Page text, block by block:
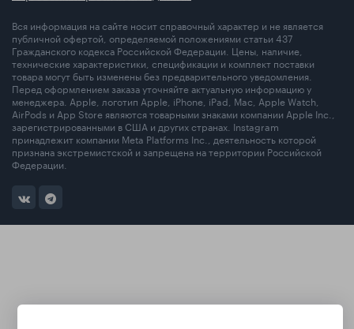
Вся информация на сайте носит справочный характер и не является
публичной офертой, определяемой положениями статьи 437
Гражданского кодекса Российской Федерации. Цены, наличие,
технические характеристики, спецификации и комплект поставки
товара могут быть изменены без предварительного уведомления.
Перед оформлением заказа уточняйте актуальную информацию у
менеджера. Apple, логотип Apple, iPhone, iPad, Mac, Apple Watch,
AirPods и App Store являются товарными знаками компании Apple Inc.,
зарегистрированными в США и других странах. Instagram
принадлежит компании Meta Platforms Inc., деятельность которой
признана экстремистской и запрещена на территории Российской
Федерации.